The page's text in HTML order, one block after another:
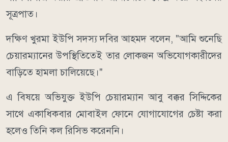
সূত্রপাত।
দক্ষিণ খুরমা ইউপি সদস্য দবির আহমদ বলেন, "আমি শুনেছি
চেয়ারম্যানের উপস্থিতিতেই তার লোকজন অভিযোগকারীদের
বাড়িতে হামলা চালিয়েছে।"
এ বিষয়ে অভিযুক্ত ইউপি চেয়ারম্যান আবু বক্কর সিদ্দিকের
সাথে একাধিকবার মোবাইল ফোনে যোগাযোগের চেষ্টা করা
হলেও তিনি কল রিসিভ করেননি।